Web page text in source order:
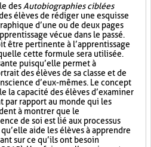
des Autobiographies ciblées
élèves de rédiger une esquisse
d’une ou de deux pages
vécue dans le passé.
être pertinente à l’apprentissage
cette formule sera utilisée.
puisqu’elle permet à
des élèves de sa classe et de
d’eux-mêmes. Le concept
la capacité des élèves d’examiner
par rapport au monde qui les
à montrer que le
de soi est lié aux processus
aide les élèves à apprendre
sur ce qu’ils ont besoin